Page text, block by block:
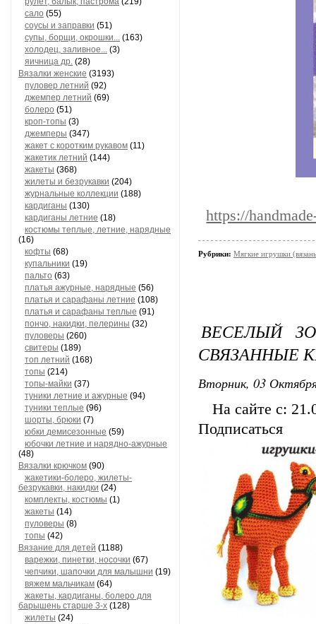
сало (55)
соусы и заправки (51)
супы, борщи, окрошки... (163)
холодец, заливное... (3)
яичница др. (28)
Вязалки женские (3193)
пуловер летний (92)
джемпер летний (69)
болеро (51)
кроп-топы (3)
джемперы (347)
жакет с коротким рукавом (11)
жакетик летний (144)
жакеты (368)
жилеты и безрукавки (204)
журнальные коллекции (188)
кардиганы (130)
кардиганы летние (18)
костюмы теплые, летние, нарядные
(16)
кофты (68)
купальники (19)
пальто (63)
платья ажурные, нарядные (56)
платья и сарафаны летние (108)
платья и сарафаны теплые (91)
пончо, накидки, пелерины (32)
пуловеры (260)
свитеры (189)
топ летний (168)
топы (214)
топы-майки (37)
туники летние и ажурные (94)
туники теплые (96)
шорты, брюки (7)
юбки демисезонные (59)
юбочки летние и нарядно-ажурные
(48)
Вязалки крючком (90)
жакетики-болеро, жилеты-
безрукавки, накидки (24)
комплекты, костюмы (1)
жакеты (14)
пуловеры (8)
топы (42)
Вязание для детей (1188)
варежки, пинетки, носочки (67)
чепчики, шапочки для малышни (19)
вяжем мальчикам (64)
жакеты, кардиганы, болеро для
барышень старше 3-х (128)
жилеты (24)
https://
Рубрики: Мягкие игрушки
ВЕСЕЛЫЙ
СВЯЗАННЫЕ
Вторник, 03
На сайте с:
Подписаться